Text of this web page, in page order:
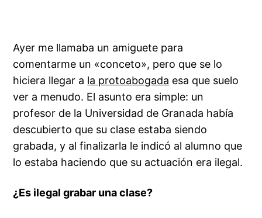
Ayer me llamaba un amiguete para
comentarme un «conceto», pero que se lo
hiciera llegar a la protoabogada esa que suelo
ver a menudo. El asunto era simple: un
profesor de la Universidad de Granada había
descubierto que su clase estaba siendo
grabada, y al finalizarla le indicó al alumno que
lo estaba haciendo que su actuación era ilegal.
¿Es ilegal grabar una clase?